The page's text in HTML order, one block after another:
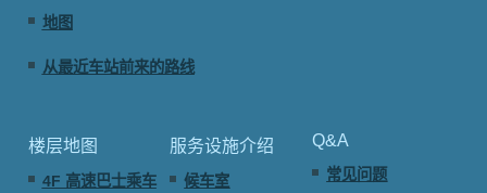
地图
从最近车站前来的路线
楼层地图
4F 高速巴士乘车
服务设施介绍
候车室
Q&A
常见问题